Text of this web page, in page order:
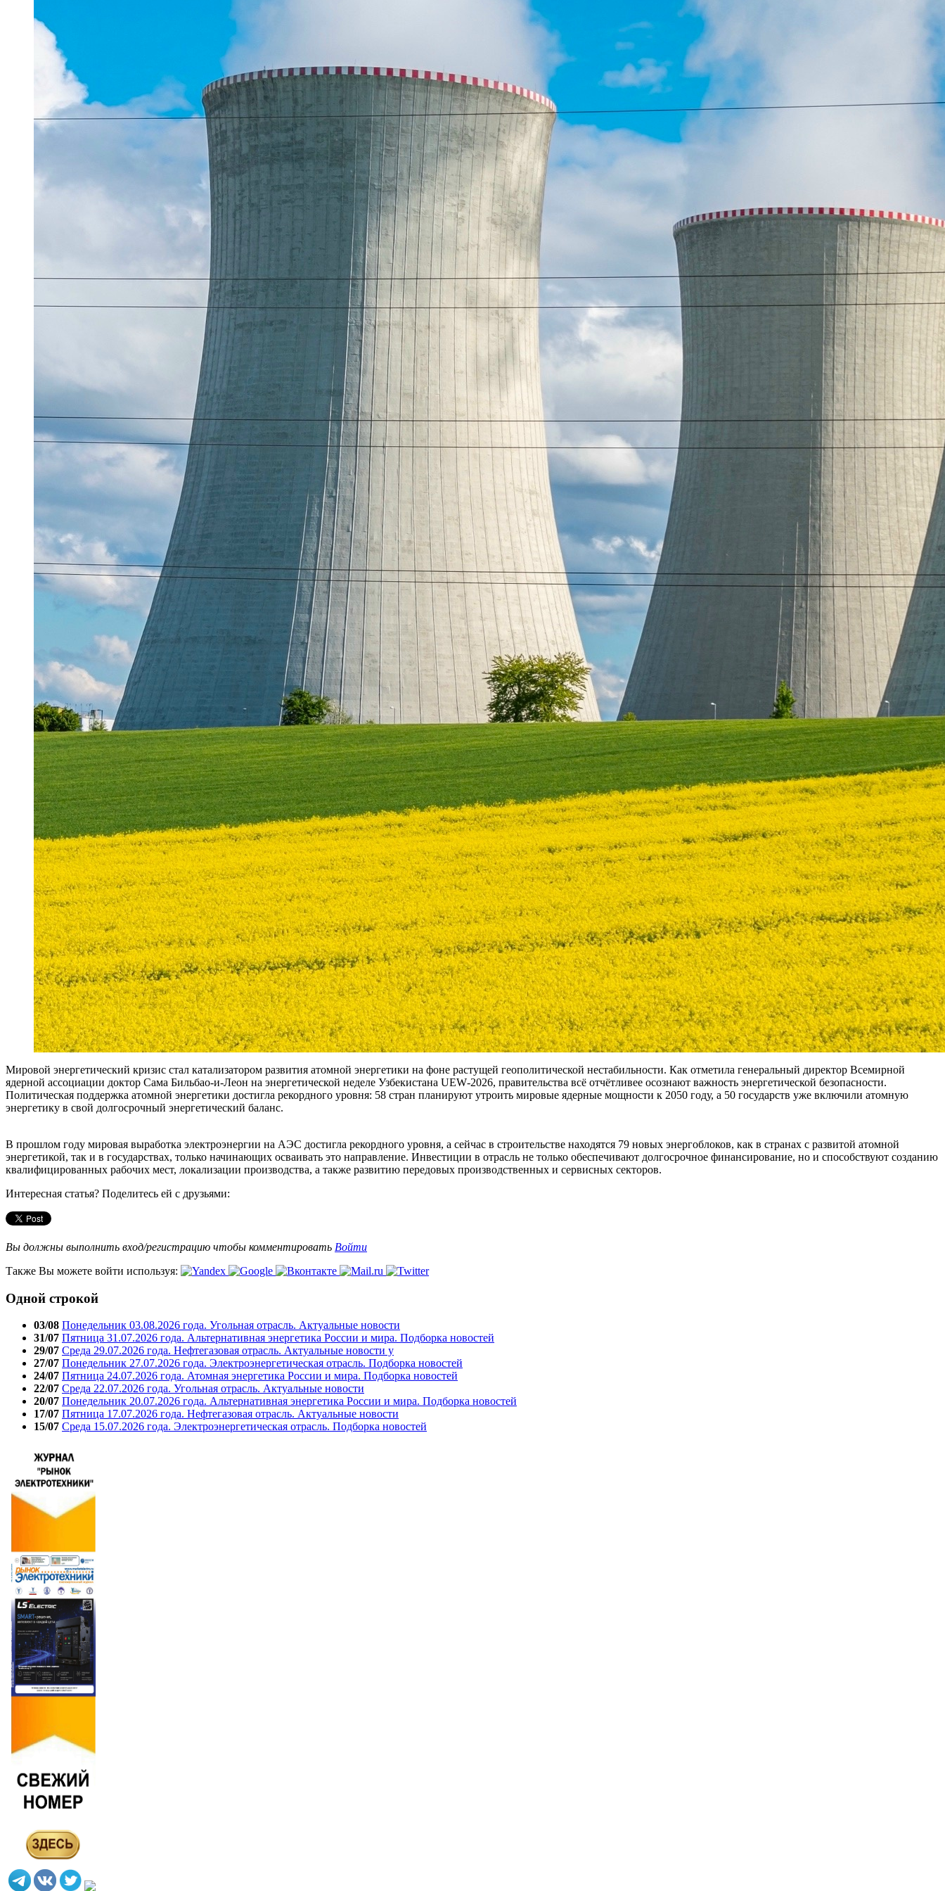
Мировой энергетический кризис стал катализатором развития атомной энергетики на фоне растущей геополитической нестабильности. Как отметила генеральный директор Всемирной
ядерной ассоциации доктор Сама Бильбао‑и‑Леон на энергетической неделе Узбекистана UEW‑2026, правительства всё отчётливее осознают важность энергетической безопасности.
Политическая поддержка атомной энергетики достигла рекордного уровня: 58 стран планируют утроить мировые ядерные мощности к 2050 году, а 50 государств уже включили атомную
энергетику в свой долгосрочный энергетический баланс.
В прошлом году мировая выработка электроэнергии на АЭС достигла рекордного уровня, а сейчас в строительстве находятся 79 новых энергоблоков, как в странах с развитой атомной
энергетикой, так и в государствах, только начинающих осваивать это направление. Инвестиции в отрасль не только обеспечивают долгосрочное финансирование, но и способствуют созданию
квалифицированных рабочих мест, локализации производства, а также развитию передовых производственных и сервисных секторов.
Интересная статья? Поделитесь ей с друзьями:
Вы должны выполнить вход/регистрацию чтобы комментировать Войти
Также Вы можете войти используя:
Одной строкой
03/08 Понедельник 03.08.2026 года. Угольная отрасль. Актуальные новости
31/07 Пятница 31.07.2026 года. Альтернативная энергетика России и мира. Подборка новостей
29/07 Среда 29.07.2026 года. Нефтегазовая отрасль. Актуальные новости у
27/07 Понедельник 27.07.2026 года. Электроэнергетическая отрасль. Подборка новостей
24/07 Пятница 24.07.2026 года. Атомная энергетика России и мира. Подборка новостей
22/07 Среда 22.07.2026 года. Угольная отрасль. Актуальные новости
20/07 Понедельник 20.07.2026 года. Альтернативная энергетика России и мира. Подборка новостей
17/07 Пятница 17.07.2026 года. Нефтегазовая отрасль. Актуальные новости
15/07 Среда 15.07.2026 года. Электроэнергетическая отрасль. Подборка новостей